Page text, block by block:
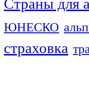
Страны для
ЮНЕСКО
страховка